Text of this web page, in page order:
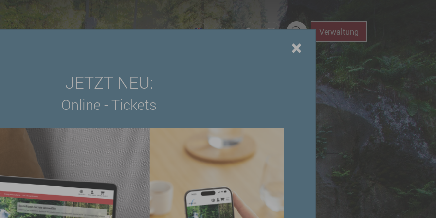
Stadt Triberg Unterkünfte Verwaltung
×
JETZT NEU:
Online - Tickets